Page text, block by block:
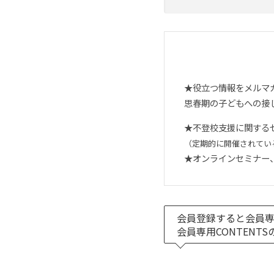
★役立つ情報をメルマ
思春期の子どもへの接
★不登校支援に関する
（定期的に開催されて
★オンラインセミナー
会員登録すると会員
会員専用CONTENTS